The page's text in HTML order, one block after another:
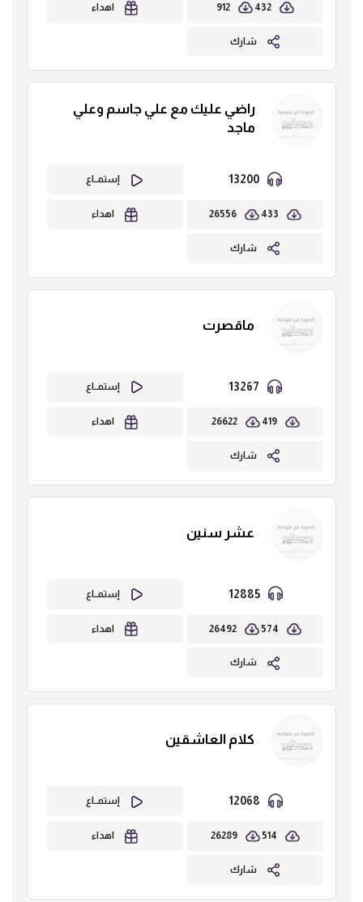
432
912 اهداء
شارك
راضي عليك مع علي جاسم وعلي
ماجد
إستمــاع
433
26556 اهداء
شارك
ماقصرت
إستمــاع
419
26622 اهداء
شارك
عشر سنين
12885 إستمــاع
574
26492 اهداء
شارك
كلام العاشقين
إستمــاع
514
26289 اهداء
شارك